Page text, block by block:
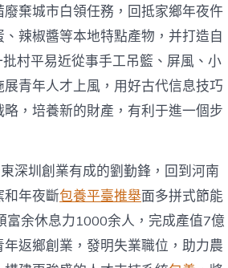
棄城市白領任務，回抵家鄉年夜仵
辣椒醬等本地特點產物，并打造自
村平易近從事手工吊籃、屏風、小
青年人才上風，用好古代信息技巧
，培養新的財產，有利于進一個步
深圳創業有成的劉勤鋒，回到河南
和年夜斷包養平臺推舉面多拼式節能
余休息力1000余人，完成產值7億
返鄉創業，發明失業職位，助力農